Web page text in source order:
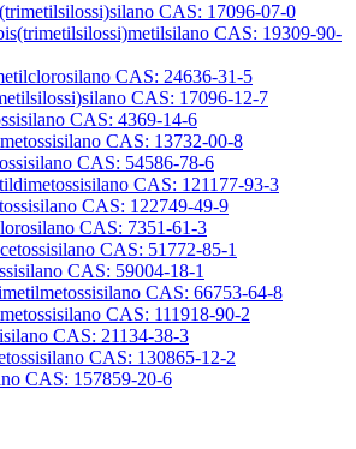
CAS: 17096-07-0
CAS: 19309-90-
CAS: 24636-31-5
CAS: 17096-12-7
CAS: 4369-14-6
CAS: 13732-00-8
CAS: 54586-78-6
CAS: 121177-93-3
CAS: 122749-49-9
CAS: 7351-61-3
CAS: 51772-85-1
CAS: 59004-18-1
CAS: 66753-64-8
CAS: 111918-90-2
CAS: 21134-38-3
CAS: 130865-12-2
CAS: 157859-20-6